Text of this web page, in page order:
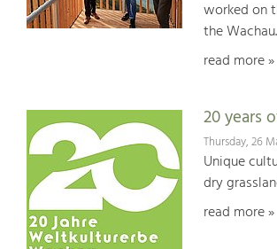
worked on
the Wachau.
read more »
20 years
Thursday, 26
Unique
dry
read more »